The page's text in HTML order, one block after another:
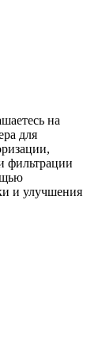
на
для
фильтрации
и улучшения